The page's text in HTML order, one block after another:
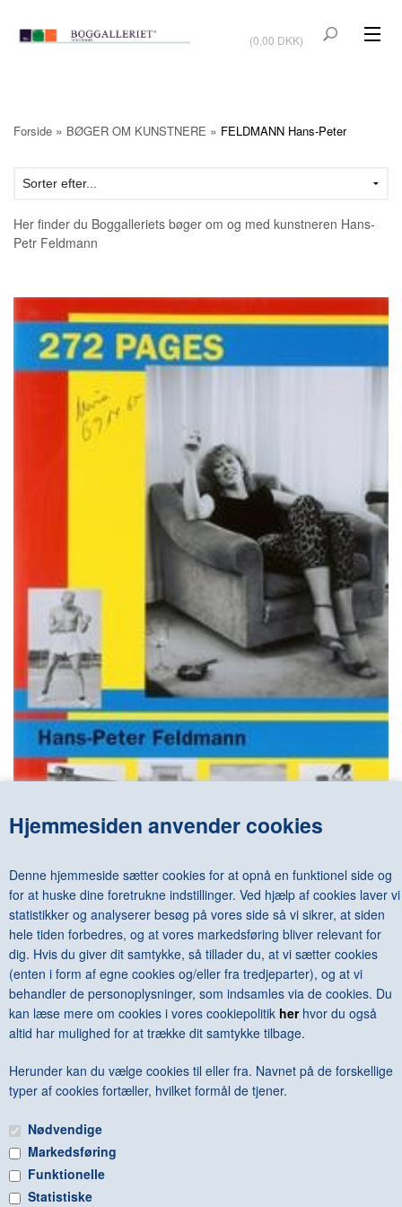
Hjemmesiden anvender cookies
Denne hjemmeside sætter cookies for at opnå en funktionel side og
for at huske dine foretrukne indstillinger. Ved hjælp af cookies laver vi
statistikker og analyserer besøg på vores side så vi sikrer, at siden
hele tiden forbedres, og at vores markedsføring bliver relevant for
dig. Hvis du giver dit samtykke, så tillader du, at vi sætter cookies
(enten i form af egne cookies og/eller fra tredjeparter), og at vi
behandler de personoplysninger, som indsamles via de cookies. Du
kan læse mere om cookies i vores cookiepolitik herhvor du også
altid har mulighed for at trække dit samtykke tilbage.
Herunder kan du vælge cookies til eller fra. Navnet på de forskellige
typer af cookies fortæller, hvilket formål de tjener.
Nødvendige
Markedsføring
Funktionelle
Statistiske
(0,00 DKK)
BØGER OM KUNSTNERE
TILBUD
OUTLET UDSTILLINGER
NYHEDER OM BOGGALLERIET
KONTAKT & ÅBNINSTIDER
UDVIDET SØGNING Salgsbetingelser
Forside » BØGER OM KUNSTNERE » FELDMANN Hans-Peter
Her finder du Boggalleriets bøger om og med kunstneren Hans-
Petr Feldmann
DKK 600,00
<--Forrige Næste-->
Antal varer: 1 Vis uden moms Anbefal Print